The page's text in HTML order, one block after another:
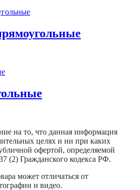
на то, что данная информация
целях и ни при каких
офертой, определяемой
(2) Гражданского кодекса РФ.
может отличаться от
и видео.